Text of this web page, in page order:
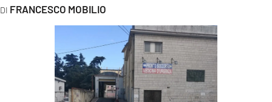
LACTV.IT
LACITYMAG.IT
ILREGGINO.IT
FRANCESCO MOBILIO